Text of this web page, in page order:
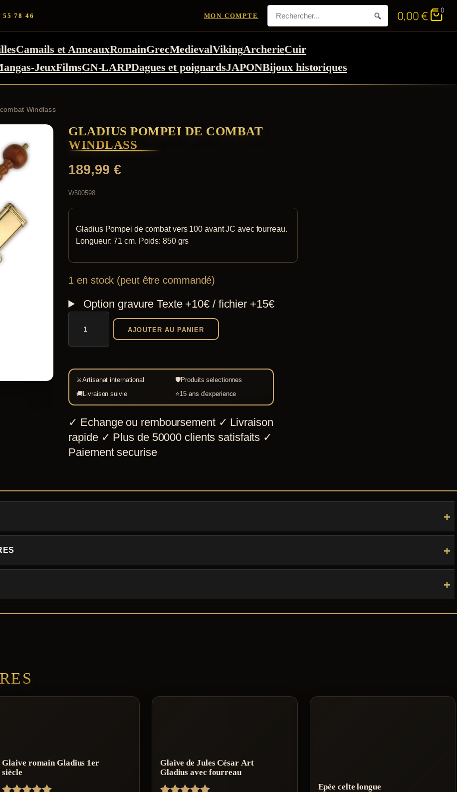
55 78 46 MON COMPTE 0,00€ 0
Camails et AnneauxRomainGrecMedievalVikingArcherieCuir
JeuxFilmsGN-LARPDagues et poignardsJAPONBijoux historiques
Windlass
GLADIUS POMPEI DE COMBAT
WINDLASS
189,99 €
W500598
Gladius Pompei de combat vers 100 avant JC avec fourreau.
Longueur: 71 cm. Poids: 850 grs
1 en stock (peut être commandé)
Option gravure Texte +10€ / fichier +15€
Gladius
de
combat
Windlass
AJOUTER AU PANIER
⚔Artisanat international 🛡Produits selectionnes
🚚 Livraison suivie ⭐15 ans d'experience
✓ Echange ou remboursement ✓ Livraison
rapide ✓ Plus de 50000 clients satisfaits ✓
Paiement securise
Glaive romain Gladius 1er
siècle
Glaive de Jules César Art
Gladius avec fourreau
Epée celte longue